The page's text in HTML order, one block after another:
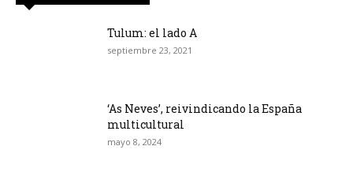
Tulum: el lado A
septiembre 23, 2021
‘As Neves’, reivindicando la España
multicultural
mayo 8, 2024